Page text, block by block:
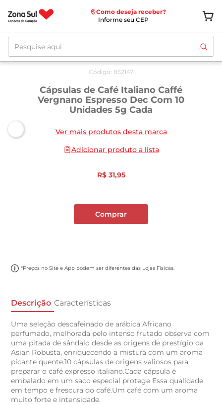
Como deseja receber?
Informe seu CEP
Pesquise aqui
Código: 852147
Cápsulas de Café Italiano Caffé
Vergnano Espresso Dec Com 10
Unidades 5g Cada
Ver mais produtos desta marca
Adicionar produto a lista
R$ 31,95
Comprar
*Preços no Site e App podem ser diferentes das Lojas Físicas.
Descrição Características
Uma seleção descafeinado de arábica Africano
perfumado, melhorada pelo intenso frutado observa com
uma pitada de sândalo desde as origens de prestígio da
Asian Robusta, enriquecendo a mistura com um aroma
picante quente.10 cápsulas de origens valiosos para
preparar o café expresso italiano.Cada cápsula é
embalado em um saco especial protege Essa qualidade
em tempo e frescura do café.Um café com um aroma
muito forte e intensidade.